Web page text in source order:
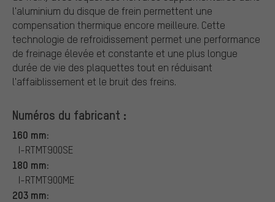
l'aluminium du disque de frein permettent une
compensation thermique encore meilleure. Cette
technologie de refroidissement permet une performance
de freinage élevée et constante et une plus longue
durée de vie des plaquettes tout en réduisant
l'affaiblissement et le bruit des freins.
Numéros du fabricant :
160 mm:
I-RTMT900SE
180 mm:
I-RTMT900ME
203 mm: